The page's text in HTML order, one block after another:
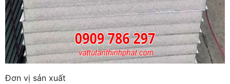
Đơn vị sản xuất